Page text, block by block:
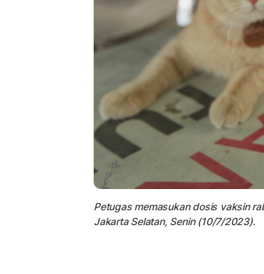
Petugas memasukan dosis vaksin
Jakarta Selatan, Senin (10/7/2023).